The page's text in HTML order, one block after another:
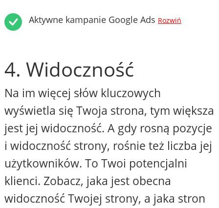
Aktywne kampanie Google Ads Rozwiń
4. Widoczność
Na im więcej słów kluczowych
wyświetla się Twoja strona, tym większa
jest jej widoczność. A gdy rosną pozycje
i widoczność strony, rośnie też liczba jej
użytkowników. To Twoi potencjalni
klienci. Zobacz, jaka jest obecna
widoczność Twojej strony, a jaka stron